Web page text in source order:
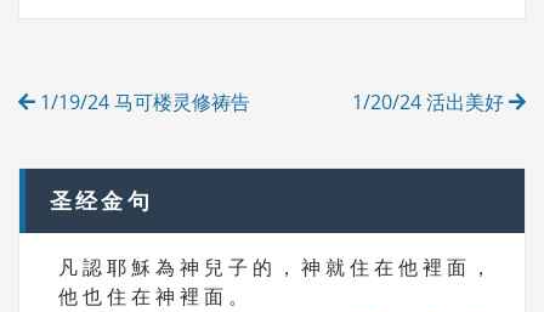
E
Post
1/19/24 马可楼灵修祷告 1/20/24 活出美好
圣经金句
凡 認 耶 穌 為 神 兒 子 的 ， 神 就 住 在 他 裡 面 ，
他 也 住 在 神 裡 面 。